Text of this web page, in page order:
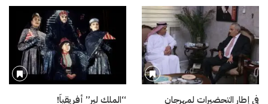
في إطار التحضيرات لمهرجان
“الملك لير” أفريقياً!